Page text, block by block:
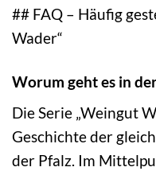
## FAQ – Häufig
Wader“
Worum geht es in
Die Serie „Weingut
Geschichte der
der Pfalz. Im